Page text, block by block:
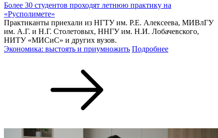
Более 30 студентов проходят летнюю практику на
«Русполимете»
Практиканты приехали из НГТУ им. Р.Е. Алексеева, МИВлГУ
им. А.Г. и Н.Г. Столетовых, ННГУ им. Н.И. Лобачевского,
НИТУ «МИСиС» и других вузов.
Экономика: выстоять и приумножить Подробнее